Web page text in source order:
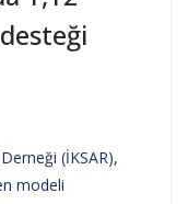
(İKSAR),
modeli